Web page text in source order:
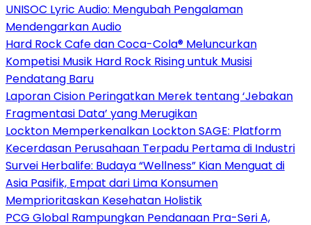
UNISOC Lyric Audio: Mengubah Pengalaman
Mendengarkan Audio
Hard Rock Cafe dan Coca-Cola® Meluncurkan
Kompetisi Musik Hard Rock Rising untuk Musisi
Pendatang Baru
Laporan Cision Peringatkan Merek tentang ‘Jebakan
Fragmentasi Data’ yang Merugikan
Lockton Memperkenalkan Lockton SAGE: Platform
Kecerdasan Perusahaan Terpadu Pertama di Industri
Survei Herbalife: Budaya “Wellness” Kian Menguat di
Asia Pasifik, Empat dari Lima Konsumen
Memprioritaskan Kesehatan Holistik
PCG Global Rampungkan Pendanaan Pra-Seri A,